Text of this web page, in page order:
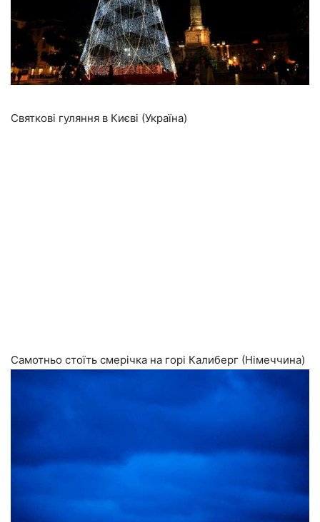
Святкові гуляння в Києві (Україна)
Самотньо стоїть смерічка на горі Калиберг (Німеччина)